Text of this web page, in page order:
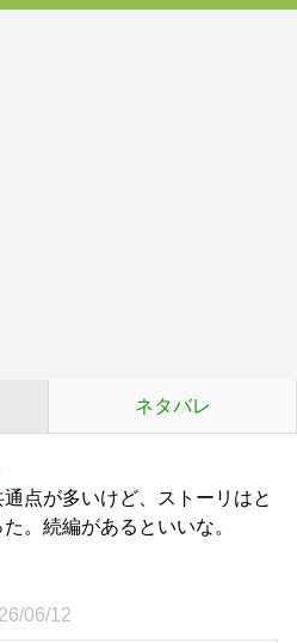
ネタバレ
点が多いけど、ストーリはと
。続編があるといいな。
06/12